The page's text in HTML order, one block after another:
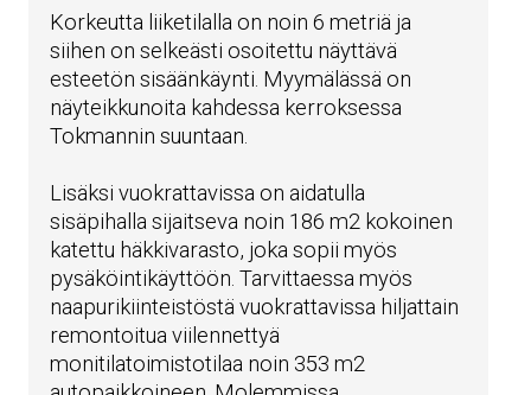
Korkeutta liiketilalla on noin 6 metriä ja
siihen on selkeästi osoitettu näyttävä
esteetön sisäänkäynti. Myymälässä on
näyteikkunoita kahdessa kerroksessa
Tokmannin suuntaan.
Lisäksi vuokrattavissa on aidatulla
sisäpihalla sijaitseva noin 186 m2 kokoinen
katettu häkkivarasto, joka sopii myös
pysäköintikäyttöön. Tarvittaessa myös
naapurikiinteistöstä vuokrattavissa hiljattain
remontoitua viilennettyä
monitilatoimistotilaa noin 353 m2